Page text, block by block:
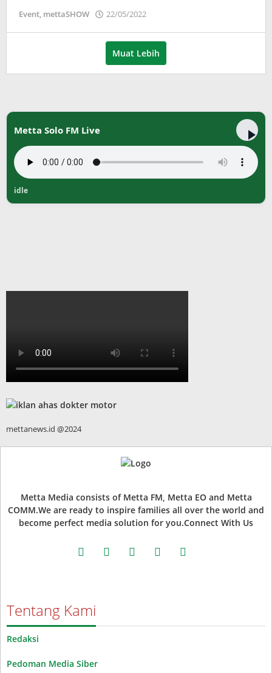
Event, mettaSHOW 22/05/2022
Wardani
Muat Lebih
Metta Solo FM Live
idle
mettanews.id @2024
Metta Media consists of Metta FM, Metta EO and Metta
COMM.We are ready to inspire families all over the world and
become perfect media solution for you.Connect With Us
facebooktwitter instagramwhatsappyoutube
Tentang Kami
Redaksi
Pedoman Media Siber